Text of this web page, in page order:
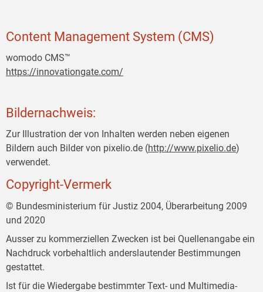
Content Management System (CMS)
womodo CMS™
https://innovationgate.com/
Bildernachweis:
Zur Illustration der von Inhalten werden neben eigenen
Bildern auch Bilder von pixelio.de (http://www.pixelio.de)
verwendet.
Copyright-Vermerk
© Bundesministerium für Justiz 2004, Überarbeitung 2009
und 2020
Ausser zu kommerziellen Zwecken ist bei Quellenangabe ein
Nachdruck vorbehaltlich anderslautender Bestimmungen
gestattet.
Ist für die Wiedergabe bestimmter Text- und Multimedia-